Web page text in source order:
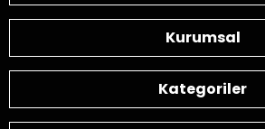
Kurumsal
Kategoriler